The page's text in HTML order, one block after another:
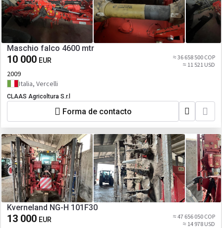
Maschio falco 4600 mtr
10 000 EUR
≈ 36 658 500 COP
≈ 11 521 USD
2009
Italia, Vercelli
CLAAS Agricoltura S.r.l
Forma de contacto
Kverneland NG-H 101F30
13 000 EUR
≈ 47 656 050 COP
≈ 14 978 USD